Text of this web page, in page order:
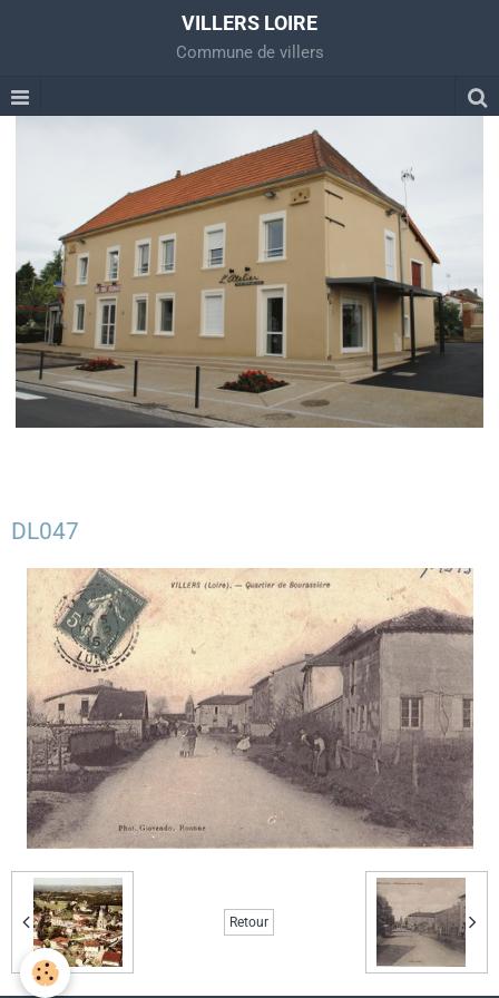
VILLERS LOIRE
Commune de villers
DL047
Retour